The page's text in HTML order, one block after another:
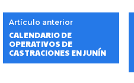
Artículo anterior
CALENDARIO DE
OPERATIVOS DE
CASTRACIONES EN JUNÍN